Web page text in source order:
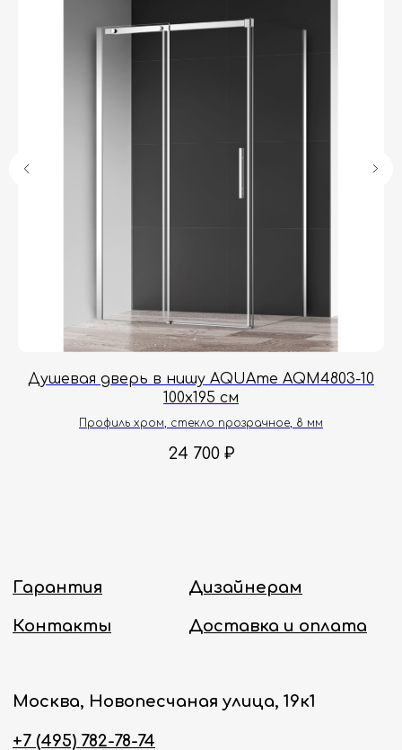
Душевая дверь в нишу AQUAme AQM4803-10
100х195 см
Профиль хром, стекло прозрачное, 8 мм
24 700 ₽
+7 (495) 782-78-74
Принимаем звонки и обрабатываем
заказы с понедельника по пятницу
с 8:00 до 18:00 по Москве.
Онлайн-магазин работает 24/7.
Политика конфиденциальности